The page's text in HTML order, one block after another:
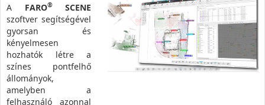
A FARO®SCENE
szoftver segítségével
gyorsan és
kényelmesen
hozhatók létre a
színes pontfelhő
állományok,
amelyben a
felhasználó azonnal